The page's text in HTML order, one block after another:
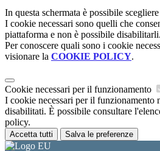
In questa schermata è possibile
I cookie necessari sono quelli che
piattaforma e non è possibile disabilitarli.
Per conoscere quali sono i cookie
visionare la COOKIE POLICY.
Cookie necessari per il funzionamento
I cookie necessari per il funzionamento
disabilitati. È possibile consultare
policy.
Accetta tutti Salva le preferenze